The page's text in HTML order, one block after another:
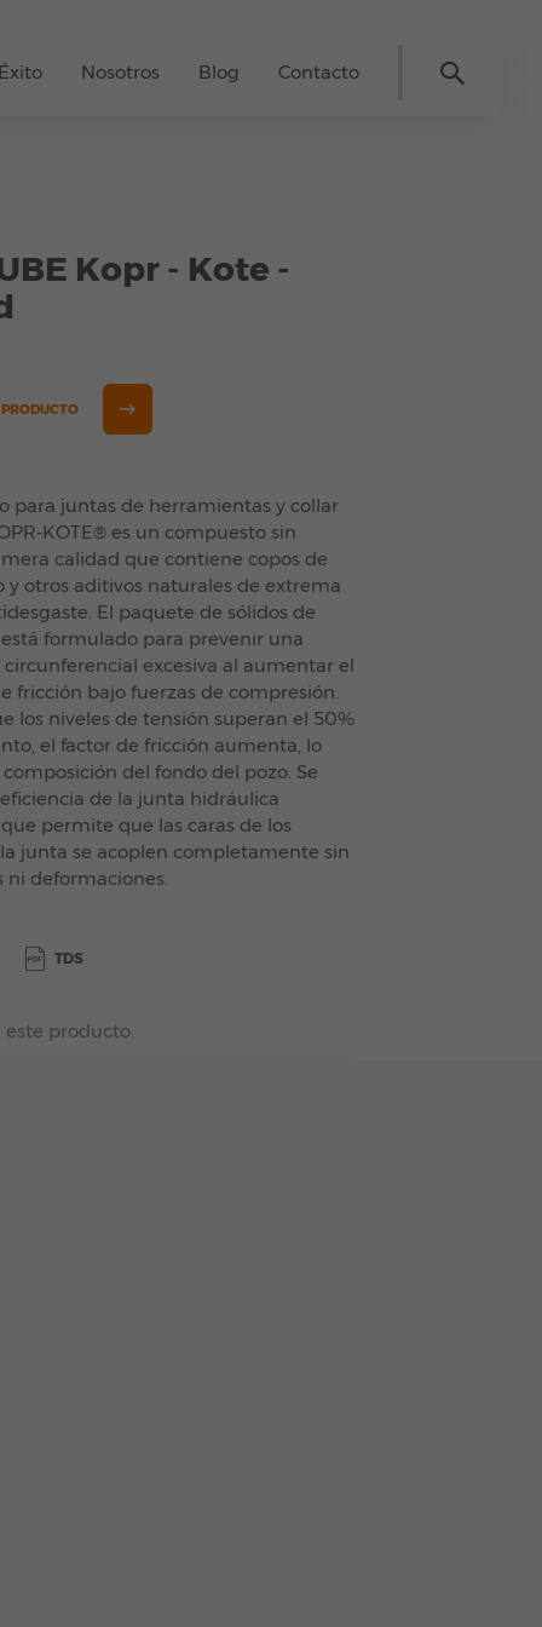
Nosotros Blog Contacto
Kopr - Kote -
para juntas de herramientas y collar
KOTE® es un compuesto sin
calidad que contiene copos de
y otros aditivos naturales de extrema
El paquete de sólidos de
está formulado para prevenir una
excesiva al aumentar el
fricción bajo fuerzas de compresión.
los niveles de tensión superan el 50%
el factor de fricción aumenta, lo
del fondo del pozo. Se
de la junta hidráulica
permite que las caras de los
junta se acoplen completamente sin
ni deformaciones.
TDS
este producto.